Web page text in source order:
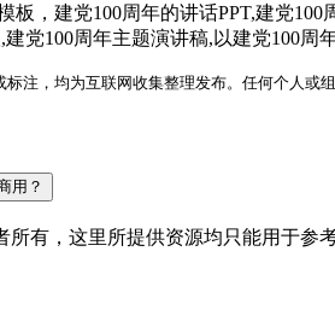
板，建党100周年的讲话PPT,建党
建党100周年主题演讲稿,以建党100周
注，均为互联网收集整理发布。任何个人或
用？
有，这里所提供资源均只能用于参